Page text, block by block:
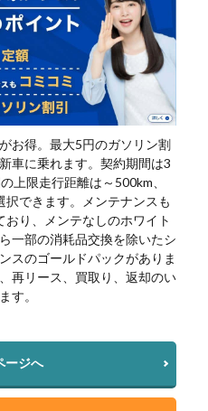
お得。最大5円のガソリン割
車に乗れます。契約期間は3
上限走行距離は～500km、
択できます。メンテナンスも
り、メンテなしのホワイト
一部の消耗品交換を除いたシ
スのゴールドパックがありま
再リース、買取り、返却のい
す。
ージへ